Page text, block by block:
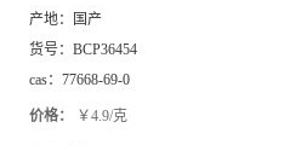
产地：
国产
货号： BCP36454
cas： 77668-69-0
价格： ￥4.9/克